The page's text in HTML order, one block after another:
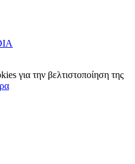
για την βελτιστοποίηση της